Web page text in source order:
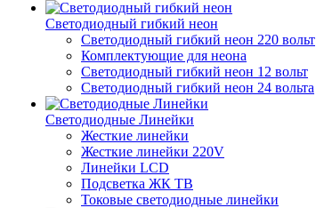
Светодиодный гибкий неон
Светодиодный гибкий неон 220 вольт
Комплектующие для неона
Светодиодный гибкий неон 12 вольт
Светодиодный гибкий неон 24 вольта
Светодиодные Линейки
Жесткие линейки
Жесткие линейки 220V
Линейки LCD
Подсветка ЖК ТВ
Токовые светодиодные линейки